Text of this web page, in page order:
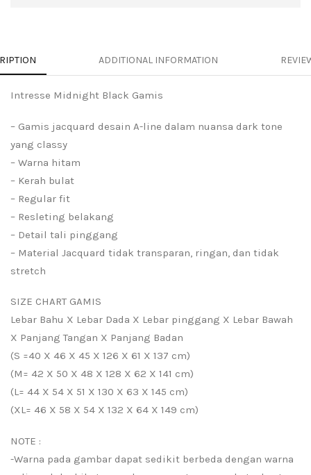
ADDITIONAL INFORMATION
Intresse Midnight Black Gamis
– Gamis jacquard desain A-line dalam nuansa dark tone
yang classy
– Warna hitam
– Kerah bulat
– Regular fit
– Resleting belakang
– Detail tali pinggang
– Material Jacquard tidak transparan, ringan, dan tidak
stretch
SIZE CHART GAMIS
Lebar Bahu X Lebar Dada X Lebar pinggang X Lebar Bawah
X Panjang Tangan X Panjang Badan
(S =40 X 46 X 45 X 126 X 61 X 137 cm)
(M= 42 X 50 X 48 X 128 X 62 X 141 cm)
(L= 44 X 54 X 51 X 130 X 63 X 145 cm)
(XL= 46 X 58 X 54 X 132 X 64 X 149 cm)
NOTE :
-Warna pada gambar dapat sedikit berbeda dengan warna